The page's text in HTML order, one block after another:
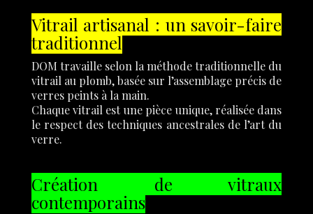
Vitrail artisanal : un savoir-faire
traditionnel
DOM travaille selon la méthode traditionnelle du
vitrail au plomb, basée sur l’assemblage précis de
verres peints à la main.
Chaque vitrail est une pièce unique, réalisée dans
le respect des techniques ancestrales de l’art du
verre.
Création de vitraux
contemporains